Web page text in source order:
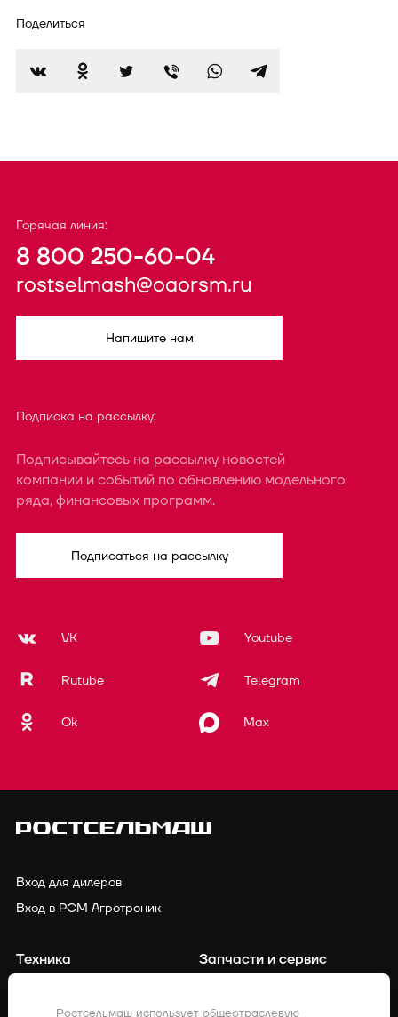
Поделиться
Горячая линия:
8 800 250-60-04
rostselmash@oaorsm.ru
Напишите нам
Подписка на рассылку:
Подписывайтесь на рассылку новостей
компании и событий по обновлению модельного
ряда, финансовых программ.
Подписаться на рассылку
VK Youtube
Rutube Telegram
Ok Max
Вход для дилеров
Вход в РСМ Агротроник
Техника
Запчасти и сервис
Ростсельмаш использует общеотраслевую